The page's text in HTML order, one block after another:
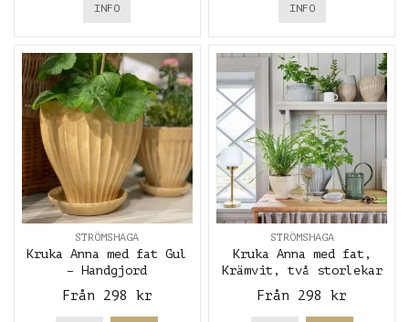
INFO INFO
STRÖMSHAGA
Kruka Anna med fat Gul
– Handgjord
Stengodskruka i två
storlekar
Från 298 kr
STRÖMSHAGA
Kruka Anna med fat,
Krämvit, två storlekar
- Strömshaga
Från 298 kr